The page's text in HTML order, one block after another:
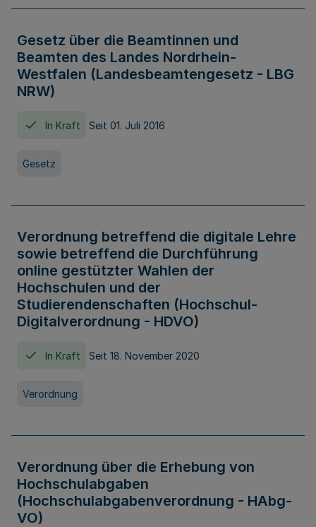
Gesetz über die Beamtinnen und
Beamten des Landes Nordrhein-
Westfalen (Landesbeamtengesetz - LBG
NRW)
In Kraft Seit 01. Juli 2016
Gesetz
Verordnung betreffend die digitale Lehre
sowie betreffend die Durchführung
online gestützter Wahlen der
Hochschulen und der
Studierendenschaften (Hochschul-
Digitalverordnung - HDVO)
In Kraft Seit 18. November 2020
Verordnung
Verordnung über die Erhebung von
Hochschulabgaben
(Hochschulabgabenverordnung - HAbg-
VO)